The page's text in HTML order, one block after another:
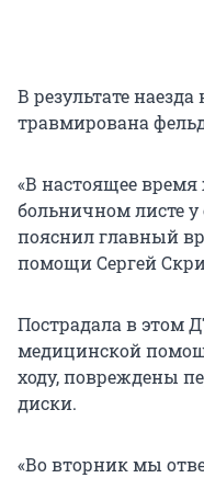
В результате
травмирована
«В настоящее
больничном листе
пояснил главный
помощи Сергей
Пострадала в этом
медицинской
ходу, повреждены
диски.
«Во вторник мы